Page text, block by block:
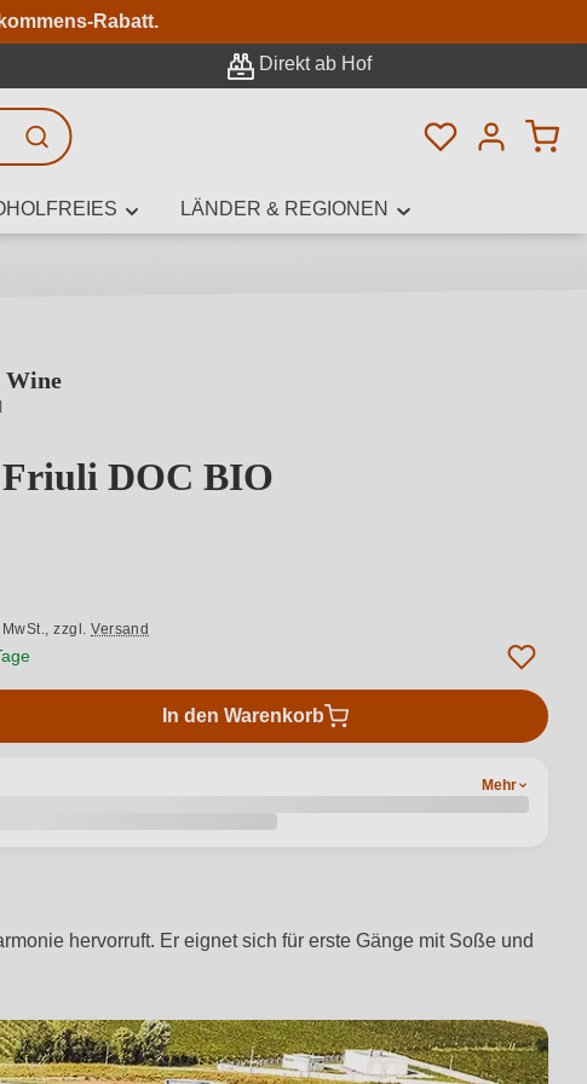
Rabatt.
Direkt ab Hof
Du hast 0
LÄNDER & REGIONEN
DOC BIO
von 5 von 5 Sternen
MwSt.,zzgl.Versand
In den Warenkorb
Mehr
hervorruft. Er eignet sich für erste Gänge mit Soße und
Erweiterte Suche
Weinnamen,